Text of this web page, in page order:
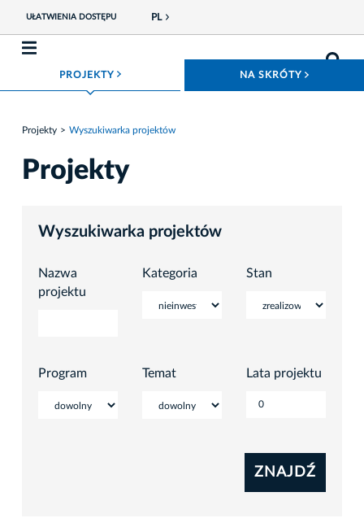
UŁATWIENIA DOSTĘPU PL
PROJEKTY ROZWIŃ MENU NA SKRÓTY
Projekty Wyszukiwarka projektów
Projekty
Wyszukiwarka projektów
Nazwa
projektu
Kategoria Stan
Program Temat Lata projektu